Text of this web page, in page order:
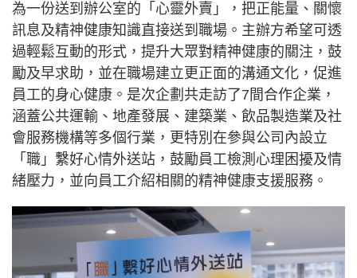
為一份送到辦公室的「心靈外賣」，把正能量、關懷
訊息及精神健康知識直接送到職場。主辦方希望可透
過輕鬆互動的形式，提升大眾對精神健康的關注，鼓
勵及早求助，並在職場建立更正面的溝通文化，促進
員工的身心健康。是次企劃共走訪了7間合作企業，
涵蓋公共運輸、地產發展、建築業、飲品製造業及社
會服務機構等多個行業，更特別在參與公司內設立
「職」繫好心情外送站，鼓勵員工檢測心理困擾及情
緒壓力，並向員工介紹相關的精神健康支援服務。